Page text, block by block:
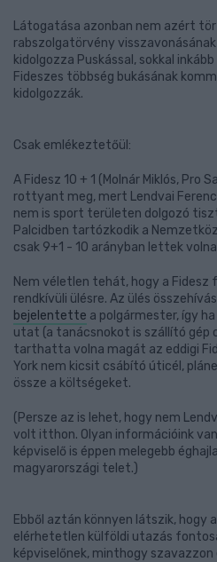
Látogatása azonban nem azért
rabszolgatörvény
kidolgozza Puskással, sokkal
Fideszes többség bukásának
kidolgozzák.
Csak emlékeztetőül:
A Fidesz 10 + 1 (Molnár Miklós, Pro
rottyant meg, mert Lendvai
nem is sport területen dolgozó
Palcidben tartózkodik a
csak 9+1 - 10 arányban lettek
Nem véletlen tehát, hogy a Fidesz
rendkívüli ülésre. Az ülés
bejelentette a polgármester, így
utat (a tanácsnokot is szállító gép
tarthatta volna magát az eddigi
York nem kicsit csábító úticél,
össze a költségeket.
(Persze az is lehet, hogy nem
volt itthon. Olyan információink
képviselő is éppen melegebb
magyarországi telet.)
Ebből aztán könnyen látszik, hogy
elérhetetlen külföldi utazás
képviselőnek, minthogy